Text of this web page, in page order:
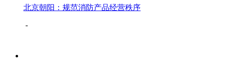
北京朝阳：规范消防产品经营秩序
-